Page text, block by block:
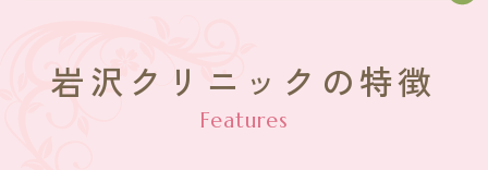
岩沢クリニックの特徴